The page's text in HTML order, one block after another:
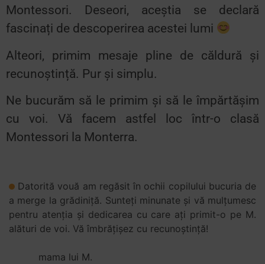
Montessori. Deseori, aceștia se declară
fascinați de descoperirea acestei lumi
Alteori, primim mesaje pline de căldură și
recunoștință. Pur și simplu.
Ne bucurăm să le primim și să le împărtășim
cu voi. Vă facem astfel loc într-o clasă
Montessori la Monterra.
Datorită vouă am regăsit în ochii copilului bucuria de
a merge la grădiniță. Sunteți minunate și vă mulțumesc
pentru atenția și dedicarea cu care ați primit-o pe M.
alături de voi. Vă îmbrățișez cu recunoștință!
mama lui M.